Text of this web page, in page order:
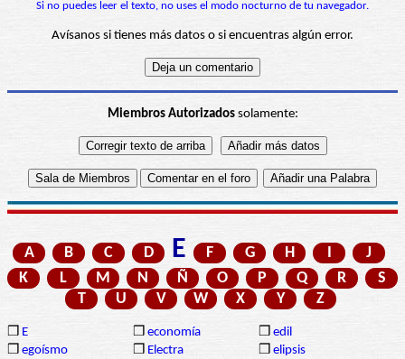
Si no puedes leer el texto, no uses el modo nocturno de tu navegador.
Avísanos si tienes más datos o si encuentras algún error.
Miembros Autorizadossolamente:
A B C D E F G H I
J
K
L M N Ñ O P Q R
S
T
U V W X Y Z
❒ E ❒ economía ❒ edil
❒ egoísmo ❒ Electra ❒ elipsis